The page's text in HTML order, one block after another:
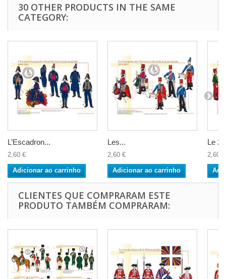
30 OTHER PRODUCTS IN THE SAME
CATEGORY:
L’Escadron...
2,60 €
Adicionar ao carrinho
Les...
2,60 €
Adicionar ao carrinho
Le
2,60 €
CLIENTES QUE COMPRARAM ESTE
PRODUTO TAMBÉM COMPRARAM: